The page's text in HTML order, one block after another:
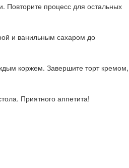
Повторите процесс для остальных
и ванильным сахаром до
коржем. Завершите торт кремом,
Приятного аппетита!